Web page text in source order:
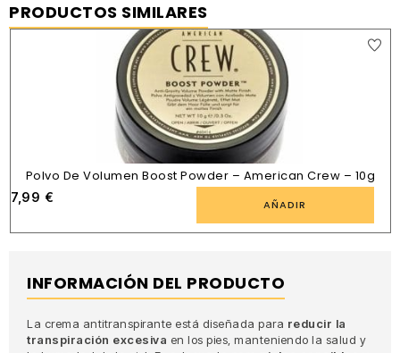
PRODUCTOS SIMILARES
Polvo De Volumen Boost Powder – American Crew – 10g
7,99 € AÑADIR
INFORMACIÓN DEL PRODUCTO
La crema antitranspirante está diseñada para reducir la
transpiración excesiva en los pies, manteniendo la salud y